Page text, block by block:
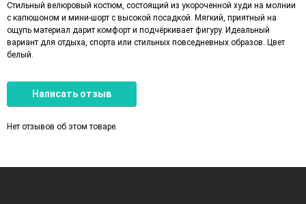
Стильный велюровый костюм, состоящий из укороченной худи на молнии
с капюшоном и мини-шорт с высокой посадкой. Мягкий, приятный на
ощупь материал дарит комфорт и подчёркивает фигуру. Идеальный
вариант для отдыха, спорта или стильных повседневных образов. Цвет
белый.
Написать отзыв
Нет отзывов об этом товаре.